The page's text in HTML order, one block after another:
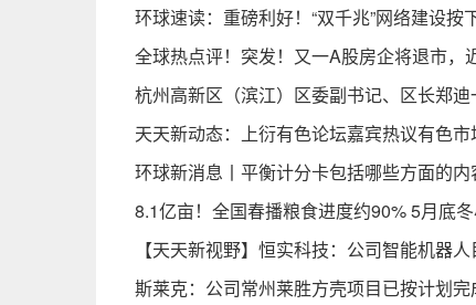
环球速读：重磅利好！“双千兆”网络建设
全球热点评！突发！又一A股房企将退市
杭州高新区（滨江）区委副书记、区长郑
天天新动态：上衍有色论坛嘉宾热议有色
环球新消息丨平衡计分卡包括哪些方面的
8.1亿亩！全国春播粮食进度约90% 5月底
【天天新视野】恒实科技：公司智能机器
斯莱克：公司常州莱胜方壳项目已按计划